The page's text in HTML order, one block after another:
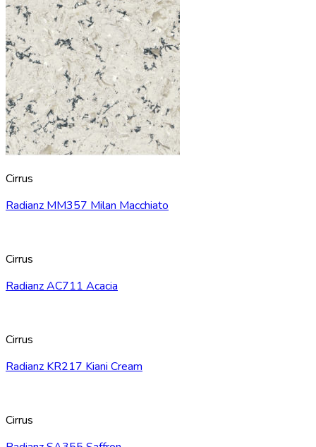
Cirrus
Radianz MM357 Milan Macchiato
Cirrus
Radianz AC711 Acacia
Cirrus
Radianz KR217 Kiani Cream
Cirrus